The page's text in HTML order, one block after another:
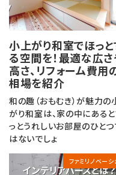
小上がり和室でほっと
る空間を！最適な広
高さ、リフォーム費用
相場を紹介
和の趣（おもむき）が魅力の
がり和室は、家の中にあると
っとうれしいお部屋のひとつ
はないでしょ
ファミリノベーシ